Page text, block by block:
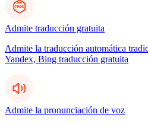
Admite traducción gratuita
Admite la traducción automática
Yandex, Bing traducción gratuita
Admite la pronunciación de voz